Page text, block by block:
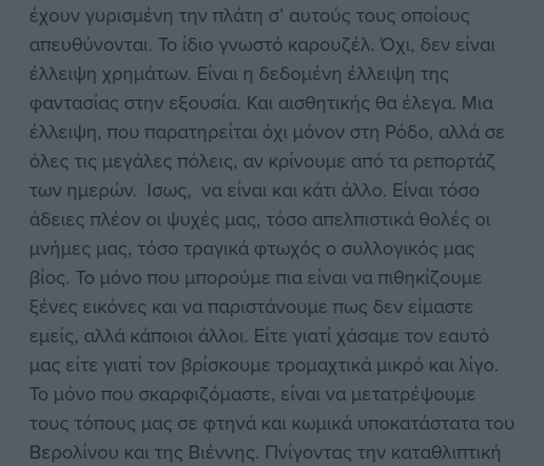
έχουν γυρισμένη την πλάτη σ’ αυτούς τους οποίους
απευθύνονται. Το ίδιο γνωστό καρουζέλ. Όχι, δεν είναι
έλλειψη χρημάτων. Είναι η δεδομένη έλλειψη της
φαντασίας στην εξουσία. Και αισθητικής θα έλεγα. Μια
έλλειψη, που παρατηρείται όχι μόνον στη Ρόδο, αλλά σε
όλες τις μεγάλες πόλεις, αν κρίνουμε από τα ρεπορτάζ
των ημερών. Ισως, να είναι και κάτι άλλο. Είναι τόσο
άδειες πλέον οι ψυχές μας, τόσο απελπιστικά θολές οι
μνήμες μας, τόσο τραγικά φτωχός ο συλλογικός μας
βίος. Το μόνο που μπορούμε πια είναι να πιθηκίζουμε
ξένες εικόνες και να παριστάνουμε πως δεν είμαστε
εμείς, αλλά κάποιοι άλλοι. Είτε γιατί χάσαμε τον εαυτό
μας είτε γιατί τον βρίσκουμε τρομαχτικά μικρό και λίγο.
Το μόνο που σκαρφιζόμαστε, είναι να μετατρέψουμε
τους τόπους μας σε φτηνά και κωμικά υποκατάστατα του
Βερολίνου και της Βιέννης. Πνίγοντας την καταθλιπτική